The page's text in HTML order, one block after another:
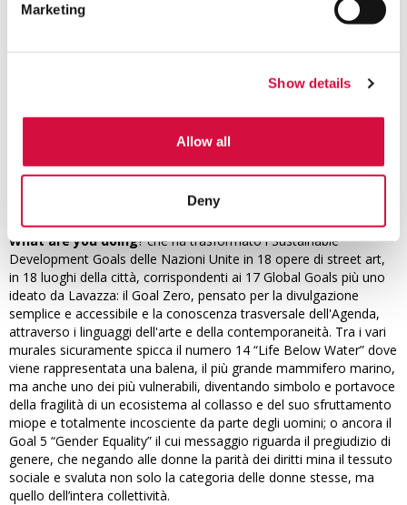
Marketing
Show details
Allow all
Deny
In giro per la città
La vocazione del capoluogo subalpino in capitale del graffitismo e
della street art trova il suo culmine nel progettoTOward 2030.
What are you doing? che ha trasformato i Sustainable
Development Goals delle Nazioni Unite in 18 opere di street art,
in 18 luoghi della città, corrispondenti ai 17 Global Goals più uno
ideato da Lavazza: il Goal Zero, pensato per la divulgazione
semplice e accessibile e la conoscenza trasversale dell'Agenda,
attraverso i linguaggi dell'arte e della contemporaneità. Tra i vari
murales sicuramente spicca il numero 14 “Life Below Water” dove
viene rappresentata una balena, il più grande mammifero marino,
ma anche uno dei più vulnerabili, diventando simbolo e portavoce
della fragilità di un ecosistema al collasso e del suo sfruttamento
miope e totalmente incosciente da parte degli uomini; o ancora il
Goal 5 “Gender Equality” il cui messaggio riguarda il pregiudizio di
genere, che negando alle donne la parità dei diritti mina il tessuto
sociale e svaluta non solo la categoria delle donne stesse, ma
quello dell’intera collettività.